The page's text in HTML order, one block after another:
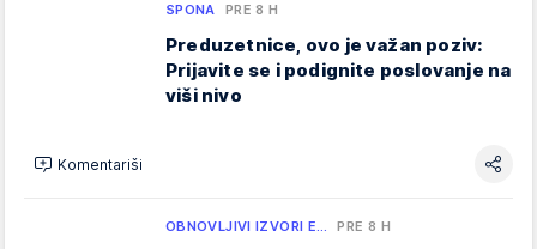
SPONA PRE 8 H
Preduzetnice, ovo je važan poziv:
Prijavite se i podignite poslovanje na
viši nivo
Komentariši
OBNOVLJIVI IZVORI E… PRE 8 H